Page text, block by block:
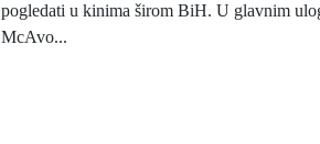
pogledati u kinima širom BiH. U glavnim
McAvo...